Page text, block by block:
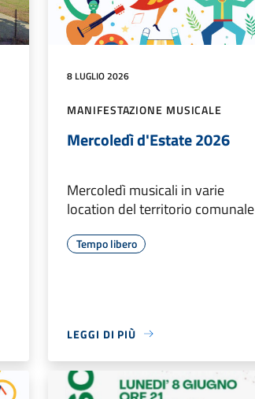
8 LUGLIO 2026
MANIFESTAZIONE MUSICALE
Mercoledì d'Estate 2026
Mercoledì musicali in varie
location del territorio comunale
Tempo libero
LEGGI DI PIÙ